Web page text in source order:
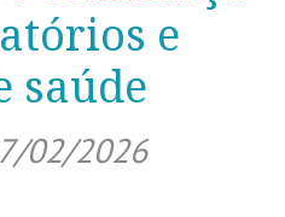
e
saúde
02/2026